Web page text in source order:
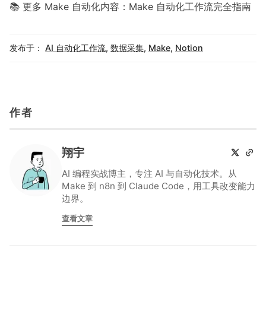
📚 更多 Make 自动化内容： Make 自动化工作流完全指南
发布于： AI 自动化工作流, 数据采集, Make, Notion
作者
翔宇
AI 编程实战博主，专注 AI 与自动化技术。从
Make 到 n8n 到 Claude Code，用工具改变能力
边界。
查看文章